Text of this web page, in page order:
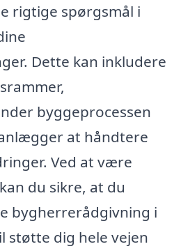
rigtige spørgsmål i
Dette kan inkludere
byggeprocessen
at håndtere
Ved at være
du sikre, at du
bygherrerådgivning i
støtte dig hele vejen